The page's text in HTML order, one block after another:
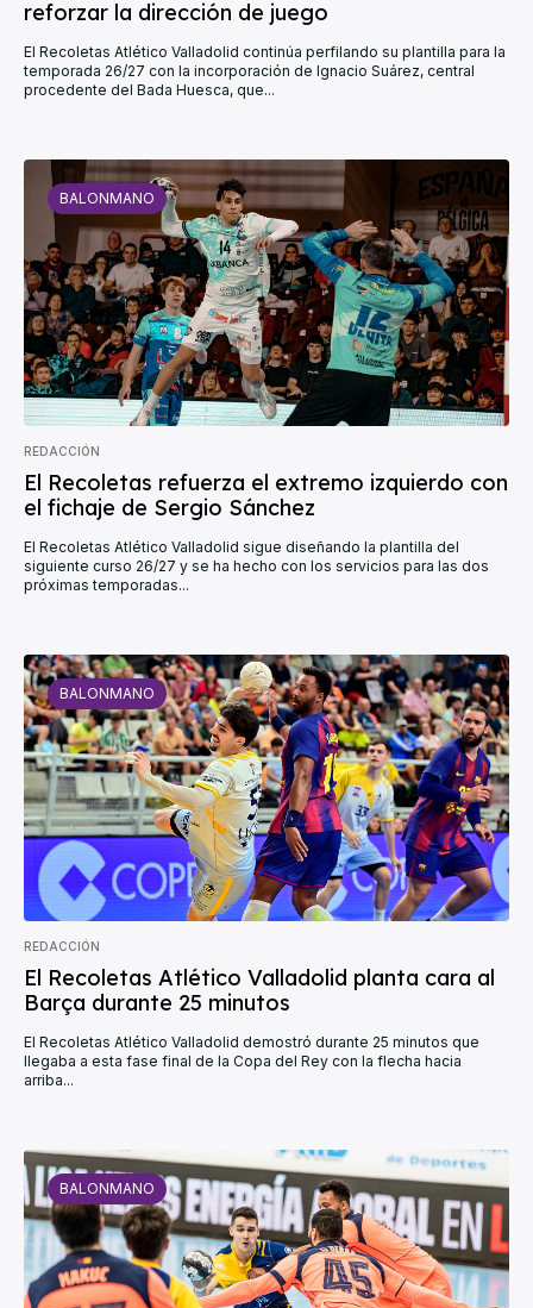
reforzar la dirección de juego
El Recoletas Atlético Valladolid continúa perfilando su plantilla para la
temporada 26/27 con la incorporación de Ignacio Suárez, central
procedente del Bada Huesca, que...
BALONMANO
REDACCIÓN
El Recoletas refuerza el extremo izquierdo con
el fichaje de Sergio Sánchez
El Recoletas Atlético Valladolid sigue diseñando la plantilla del
siguiente curso 26/27 y se ha hecho con los servicios para las dos
próximas temporadas...
BALONMANO
REDACCIÓN
El Recoletas Atlético Valladolid planta cara al
Barça durante 25 minutos
El Recoletas Atlético Valladolid demostró durante 25 minutos que
llegaba a esta fase final de la Copa del Rey con la flecha hacia
arriba...
BALONMANO